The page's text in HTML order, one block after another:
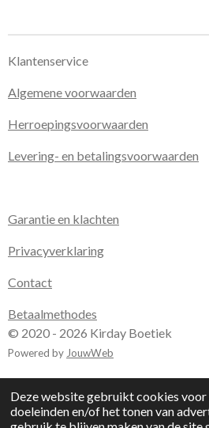
Deze website gebruikt cookies voor
doeleinden en/of het tonen van
Klantenservice
Algemene voorwaarden
Herroepingsvoorwaarden
Levering- en betalingsvoorwaarden
Garantie en klachten
Privacyverklaring
Contact
Betaalmethodes
© 2020 - 2026 Kirday Boetiek
Powered by JouwWeb